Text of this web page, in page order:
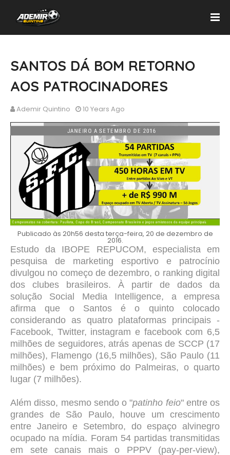
SANTOS DÁ BOM RETORNO
AOS PATROCINADORES
Ademir Quintino 10 Years Ago
Publicado às 20h56 desta terça-feira, 20 de dezembro de
2016.
Estudo da IBOPE REPUCOM, especialista em
pesquisa de marketing esportivo e patrocínio
divulgou no começo de dezembro, o ranking digital
dos clubes brasileiros. À partir de dados da
solução Social Media Intelligence, a empresa
afirma que o Santos é o quinto colocado
considerando as quatro plataformas principais -
Facebook, Twitter, instagram e facebook com 6,5
milhões de seguidores, atrás apenas de SCCP (17
milhões), Flamengo (16,5 milhões), São Paulo (11
milhões) e bem próximo do Palmeiras, o quarto
lugar (7 milhões).
Além disso, mesmo sendo o "patinho feio" entre os
grandes de São Paulo, houve um crescimento
entre Janeiro e Setembro, do espaço alvinegro
ocupado na mídia. Foram 54 partidas transmitidas
em sete canais mais o PPPV (pay-per-view),